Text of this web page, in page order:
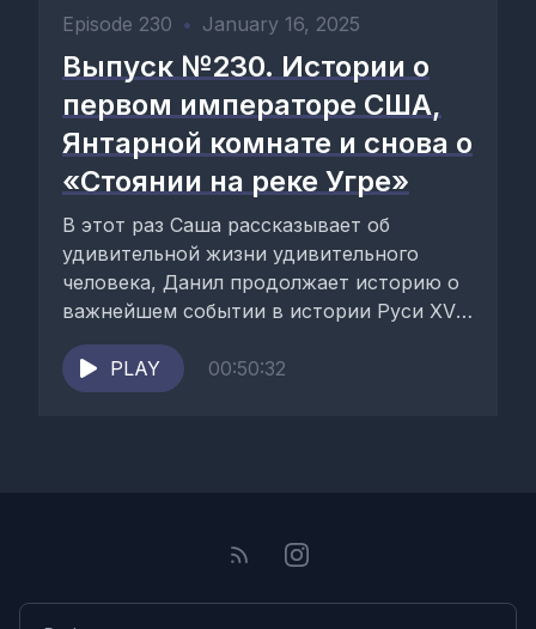
Episode 230 • January 16, 2025
Выпуск №230. Истории о
первом императоре США,
Янтарной комнате и снова о
«Стоянии на реке Угре»
В этот раз Саша рассказывает об
удивительной жизни удивительного
человека, Данил продолжает историю о
важнейшем событии в истории Руси XV
века, а Юля говорит...
PLAY
00:50:32